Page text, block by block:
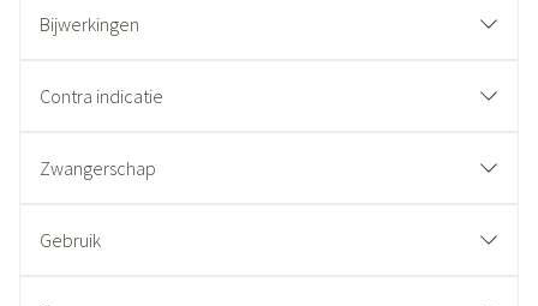
Bijwerkingen
Contra indicatie
Zwangerschap
Gebruik